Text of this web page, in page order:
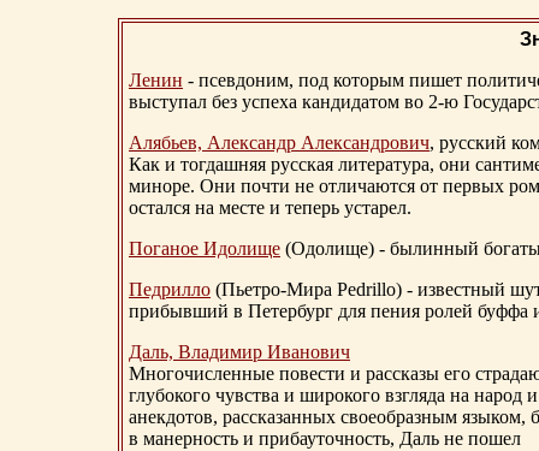
Ленин - псевдоним, под которым пишет
выступал без успеха кандидатом во 2-ю
Алябьев, Александр Александрович, русский
Как и тогдашняя русская литература, они
миноре. Они почти не отличаются от первых
остался на месте и теперь устарел.
Поганое Идолище (Одолище) - былинный
Педрилло (Пьетро-Мира Pedrillo) - известный
прибывший в Петербург для пения ролей буффа
Даль, Владимир Иванович
Многочисленные повести и рассказы его
глубокого чувства и широкого взгляда на
анекдотов, рассказанных своеобразным
в манерность и прибауточность, Даль не пошел